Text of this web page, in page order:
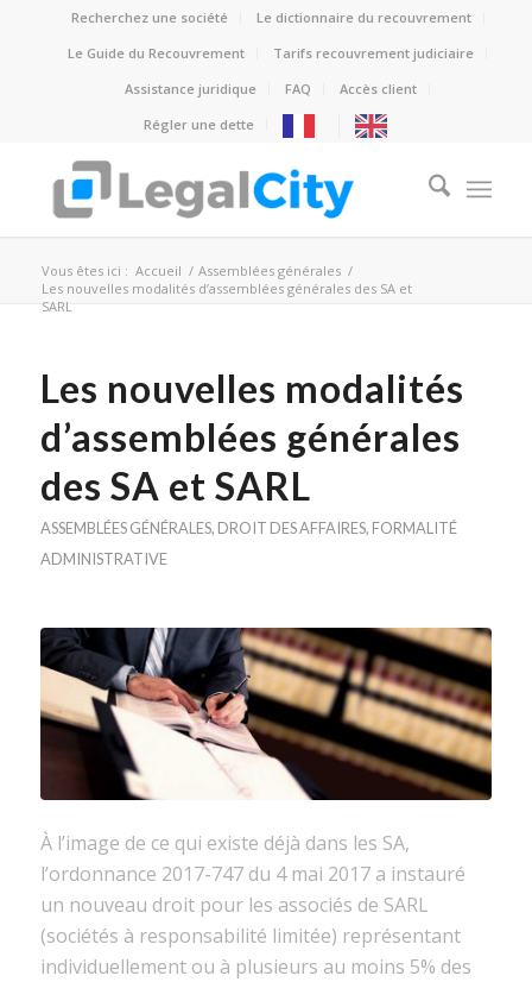
Recherchez une société
Le dictionnaire du recouvrement
Le Guide du Recouvrement
Tarifs recouvrement judiciaire
Assistance juridique
FAQ
Accès client
Régler une dette
Vous êtes ici : Accueil / Assemblées générales /
Les nouvelles modalités d’assemblées générales des SA et
SARL
Les nouvelles modalités
d’assemblées générales
des SA et SARL
ASSEMBLÉES GÉNÉRALES, DROIT DES AFFAIRES, FORMALITÉ
ADMINISTRATIVE
À l’image de ce qui existe déjà dans les SA,
l’ordonnance 2017-747 du 4 mai 2017 a instauré
un nouveau droit pour les associés de SARL
(sociétés à responsabilité limitée) représentant
individuellement ou à plusieurs au moins 5% des